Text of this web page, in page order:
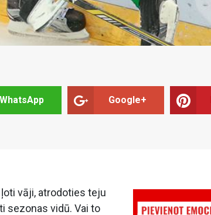
WhatsApp Google+
vāji, atrodoties teju
sezonas vidū. Vai to